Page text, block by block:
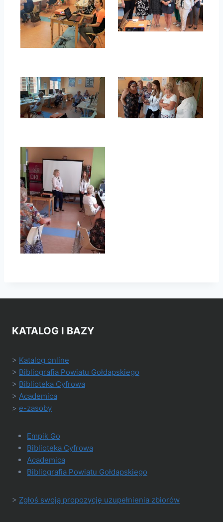
KATALOG I BAZY
> Katalog online
> Bibliografia Powiatu Gołdapskiego
> Biblioteka Cyfrowa
> Academica
> e-zasoby
Empik Go
Biblioteka Cyfrowa
Academica
Bibliografia Powiatu Gołdapskiego
> Zgłoś swoją propozycję uzupełnienia zbiorów